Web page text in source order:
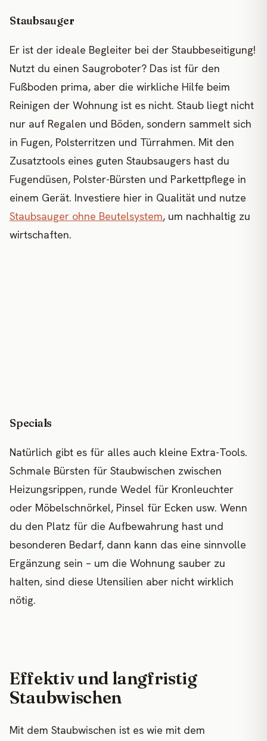
Staubsauger
Er ist der ideale Begleiter bei der Staubbeseitigung!
Nutzt du einen Saugroboter? Das ist für den
Fußboden prima, aber die wirkliche Hilfe beim
Reinigen der Wohnung ist es nicht. Staub liegt nicht
nur auf Regalen und Böden, sondern sammelt sich
in Fugen, Polsterritzen und Türrahmen. Mit den
Zusatztools eines guten Staubsaugers hast du
Fugendüsen, Polster-Bürsten und Parkettpflege in
einem Gerät. Investiere hier in Qualität und nutze
Staubsauger ohne Beutelsystem, um nachhaltig zu
wirtschaften.
Specials
Natürlich gibt es für alles auch kleine Extra-Tools.
Schmale Bürsten für Staubwischen zwischen
Heizungsrippen, runde Wedel für Kronleuchter
oder Möbelschnörkel, Pinsel für Ecken usw. Wenn
du den Platz für die Aufbewahrung hast und
besonderen Bedarf, dann kann das eine sinnvolle
Ergänzung sein – um die Wohnung sauber zu
halten, sind diese Utensilien aber nicht wirklich
nötig.
Effektiv und langfristig
Staubwischen
Mit dem Staubwischen ist es wie mit dem